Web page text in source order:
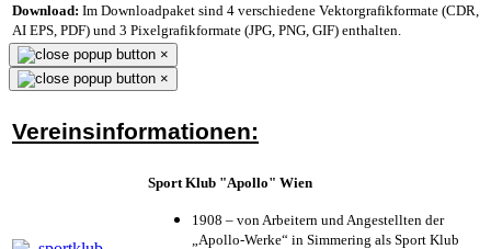
Download: Im Downloadpaket sind 4 verschiedene Vektorgrafikformate (CDR,
AI EPS, PDF) und 3 Pixelgrafikformate (JPG, PNG, GIF) enthalten.
×
×
Vereinsinformationen:
Sport Klub "Apollo" Wien
1908 – von Arbeitern und Angestellten der
„Apollo-Werke“ in Simmering als Sport Klub